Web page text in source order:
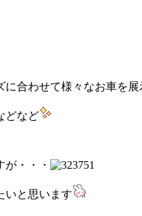
に合わせて様々なお車を
どなど
・・・
いと思います